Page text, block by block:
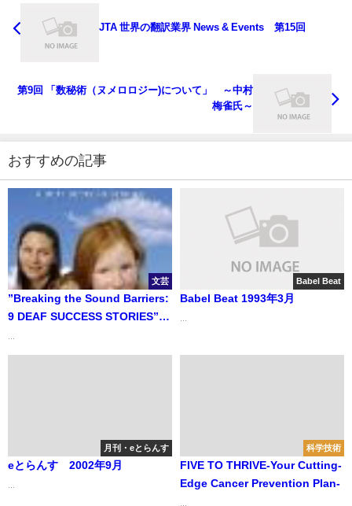
JTA 世界の翻訳業界 News & Events 第15回
第9回 「数秘術（ヌメロロジー)について」 ～中村
梅雀氏～
おすすめの記事
文芸
”Breaking the Sound Barriers:
9 DEAF SUCCESS STORIES”
Babel Beat
Babel Beat 1993年3月
月刊・eとらんす
eとらんす 2002年9月
科学技術
FIVE TO THRIVE-Your Cutting-
Edge Cancer Prevention Plan-